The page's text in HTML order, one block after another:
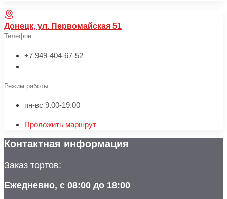
Донецк, ул. Первомайская 51
Телефон
+7 949-404-67-52
Режим работы
пн-вс 9.00-19.00
Проложить маршрут
Контактная информация
Заказ тортов:
Ежедневно, с 08:00 до 18:00